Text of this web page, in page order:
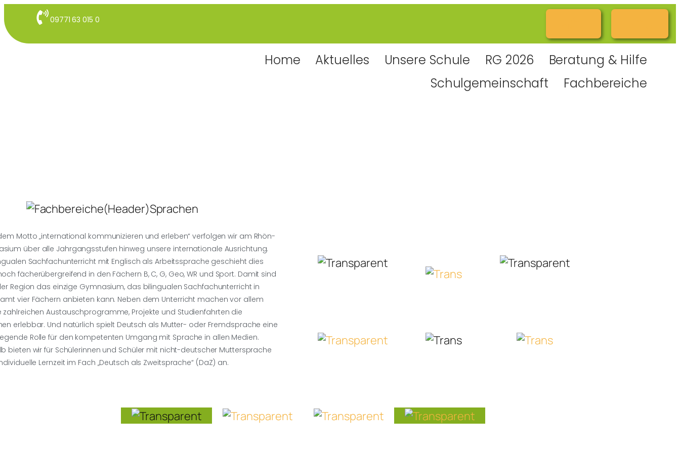
09771 63 015 0
Home Aktuelles Unsere Schule RG 2026
Beratung & Hilfe
Schulgemeinschaft
Fachbereiche
Motto „international kommunizieren und erleben“ verfolgen wir am Rhön-
über alle Jahrgangsstufen hinweg unsere internationale Ausrichtung.
Sachfachunterricht mit Englisch als Arbeitssprache geschieht dies
fächerübergreifend in den Fächern B, C, G, Geo, WR und Sport. Damit sind
Region das einzige Gymnasium, das bilingualen Sachfachunterricht in
vier Fächern anbieten kann. Neben dem Unterricht machen vor allem
zahlreichen Austauschprogramme, Projekte und Studienfahrten die
erlebbar. Und natürlich spielt Deutsch als Mutter- oder Fremdsprache eine
Rolle für den kompeten­ten Umgang mit Sprache in allen Medien.
bieten wir für Schülerinnen und Schüler mit nicht-deutscher Muttersprache
Lernzeit im Fach „Deutsch als Zweitsprache“ (DaZ) an.